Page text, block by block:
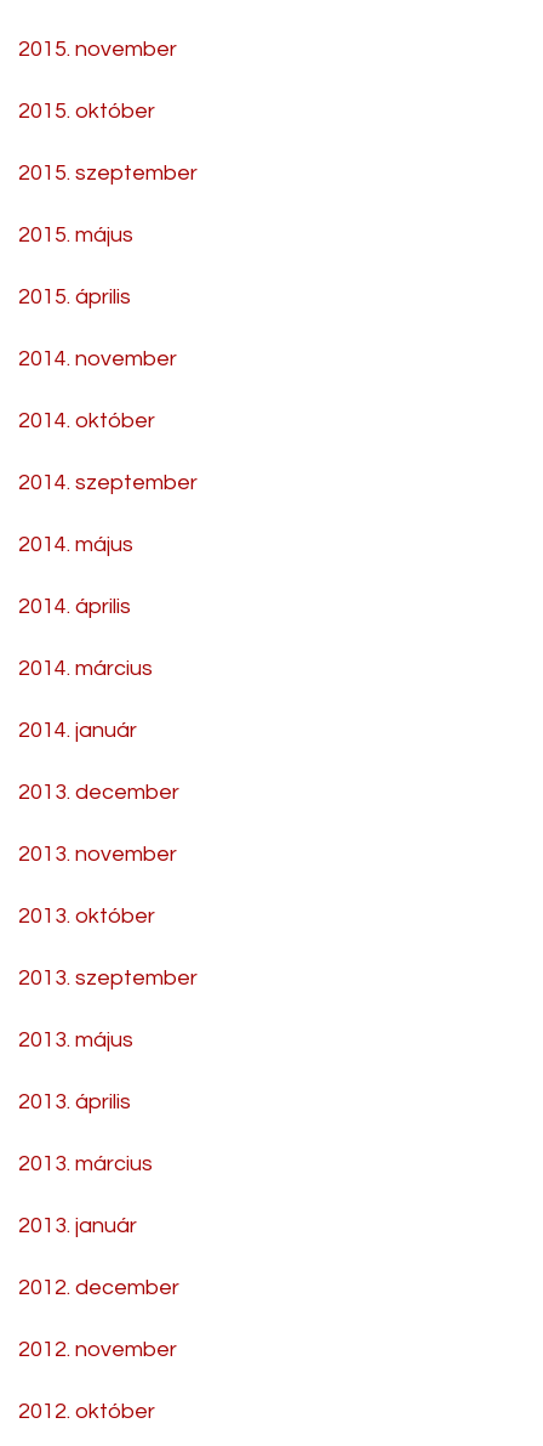
2015. november
2015. október
2015. szeptember
2015. május
2015. április
2014. november
2014. október
2014. szeptember
2014. május
2014. április
2014. március
2014. január
2013. december
2013. november
2013. október
2013. szeptember
2013. május
2013. április
2013. március
2013. január
2012. december
2012. november
2012. október